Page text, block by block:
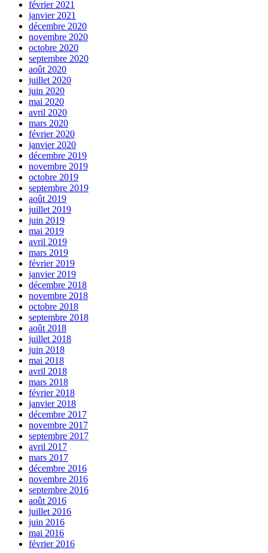
février 2021
janvier 2021
décembre 2020
novembre 2020
octobre 2020
septembre 2020
août 2020
juillet 2020
juin 2020
mai 2020
avril 2020
mars 2020
février 2020
janvier 2020
décembre 2019
novembre 2019
octobre 2019
septembre 2019
août 2019
juillet 2019
juin 2019
mai 2019
avril 2019
mars 2019
février 2019
janvier 2019
décembre 2018
novembre 2018
octobre 2018
septembre 2018
août 2018
juillet 2018
juin 2018
mai 2018
avril 2018
mars 2018
février 2018
janvier 2018
décembre 2017
novembre 2017
septembre 2017
avril 2017
mars 2017
décembre 2016
novembre 2016
septembre 2016
août 2016
juillet 2016
juin 2016
mai 2016
février 2016